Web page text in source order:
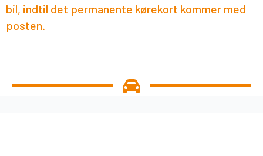
bil, indtil det permanente kørekort kommer med
posten.